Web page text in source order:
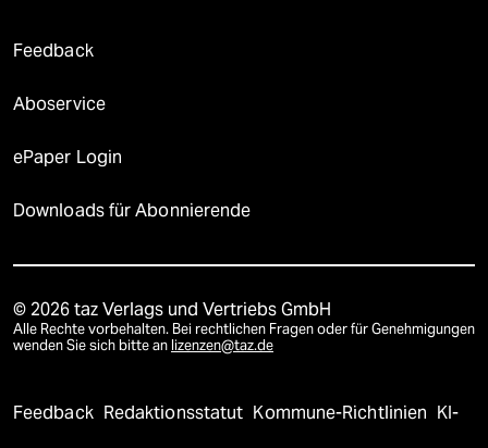
Feedback
Aboservice
ePaper Login
Downloads für Abonnierende
© 2026 taz Verlags und Vertriebs GmbH
Alle Rechte vorbehalten. Bei rechtlichen Fragen oder für Genehmigungen
wenden Sie sich bitte an lizenzen@taz.de
Feedback Redaktionsstatut Kommune-Richtlinien KI-